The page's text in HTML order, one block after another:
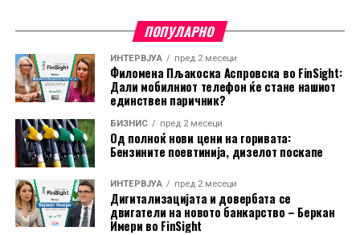
август ќе треба да им ги исплатат на продавачите
чистата цена на обврзниците и акумулираната камата.
Купувачите кои ќе бидат регистрирани како иматели
на обврзниците на 12 и 13 август нема да имаат право
на исплата на оваа полугодишна камата.
ПОПУЛАРНО
ИНТЕРВЈУА пред 2 месеци
Филомена Пљакоска Аспровска во FinSight:
Дали мобилниот телефон ќе стане нашиот
единствен паричник?
БИЗНИС пред 2 месеци
Од полноќ нови цени на горивата:
Бензините поевтинија, дизелот поскапе
ИНТЕРВЈУА пред 2 месеци
Дигитализацијата и довербата се
двигатели на новото банкарство – Беркан
Имери во FinSight